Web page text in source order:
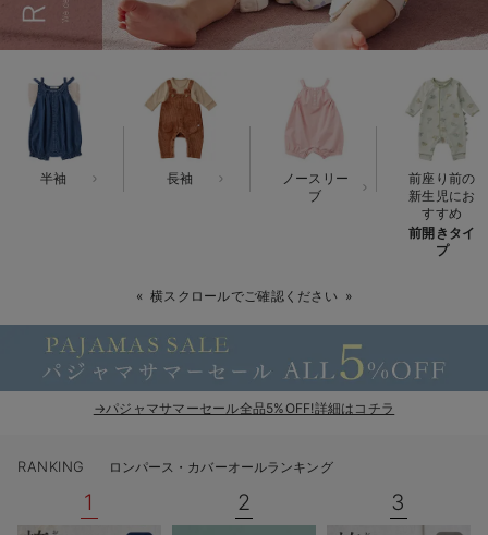
新生児スリーパー・ベビーパジャマ
ベビーシューズ・ファーストシューズ・ベビー靴下
ベビー リュック
ベビー 小物
赤ちゃん お風呂・ベビースキンケア
おむつ関連グッズ
快適機能ウェア特集 ボトムス
快適機能ウェア特集 パジャマ
erbaviva（エルバビーバ）
安心の日本製。先輩ママが買ってよかった！本当に必要な出産準備品
ハレの日に着るANGELIEBEのセレモニー
親子コーデ｜ママとベビーにおすすめ！
便利な育児家電
Gift Selection 出産祝い
保育園・入園準備特集
長く使えるアイテム
お部屋映えアイテム
半袖 長袖
ノースリー
ブ
前座り前の
新生児にお
すすめ
前開きタイ
プ
横スクロールでご確認ください
→パジャマサマーセール全品5%OFF!詳細はコチラ
RANKING ロンパース・カバーオールランキング
1 2 3